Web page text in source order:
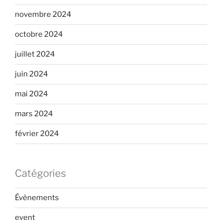
novembre 2024
octobre 2024
juillet 2024
juin 2024
mai 2024
mars 2024
février 2024
Catégories
Évènements
event